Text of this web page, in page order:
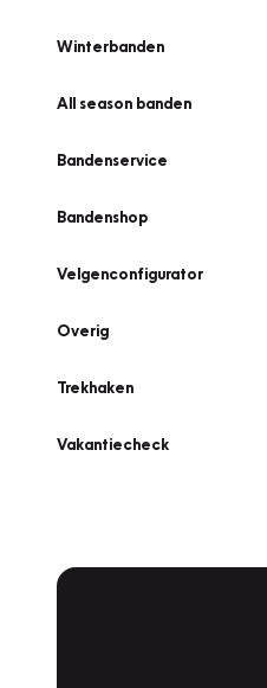
Winterbanden
All season banden
Bandenservice
Bandenshop
Velgenconfigurator
Overig
Trekhaken
Vakantiecheck